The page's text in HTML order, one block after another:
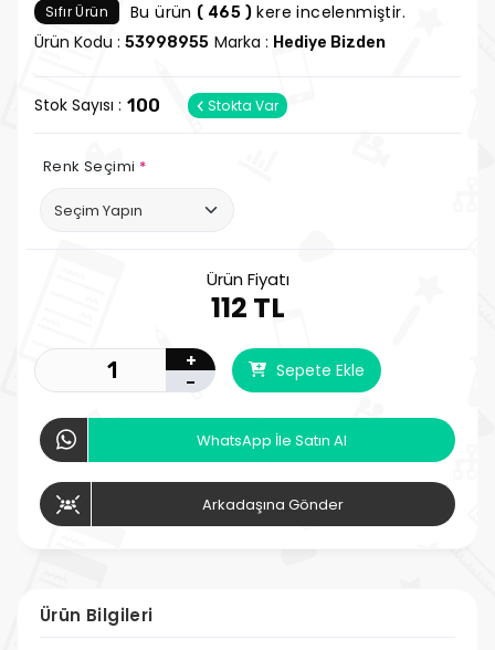
Sıfır Ürün Bu ürün ( 465 ) kere incelenmiştir.
Ürün Kodu : 53998955 Marka : Hediye Bizden
Stok Sayısı : 100 Stokta Var
Renk Seçimi *
Ürün Fiyatı
112 TL
+
-
Sepete Ekle
WhatsApp İle Satın Al
Arkadaşına Gönder
Ürün Bilgileri